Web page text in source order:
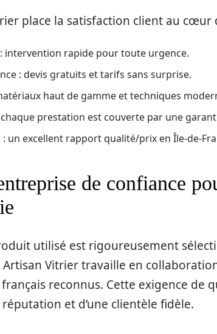
place la satisfaction client au cœur
intervention rapide pour toute urgence.
: devis gratuits et tarifs sans surprise.
haut de gamme et techniques
prestation est couverte par une
: un excellent rapport qualité/prix en Île-de-
de confiance
utilisé est rigoureusement
Vitrier travaille en
reconnus. Cette exigence de
et d’une clientèle fidèle.